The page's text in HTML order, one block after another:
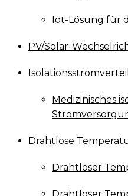
Iot-Lösung für
PV/Solar-
Medizinisches
Drahtlose
Drahtloser